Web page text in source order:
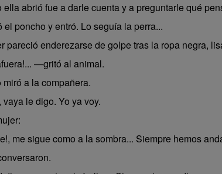
ella abrió fue a darle cuenta y a preguntarle qué
el poncho y entró. Lo seguía la perra...
pareció enderezarse de golpe tras la ropa negra,
—gritó al animal.
miró a la compañera.
le digo. Yo ya voy.
me sigue como a la sombra... Siempre hemos